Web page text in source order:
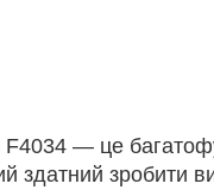
— це
здатний зробити